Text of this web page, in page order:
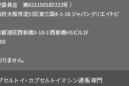
員会 第621150183222号 ）
阪市淀川区東三国4-1-16 ジャパンクリエイトビ
港区西新橋3-10-3 西新橋HSビル1F
ません。
トイ・カプセルトイマシン通販専門